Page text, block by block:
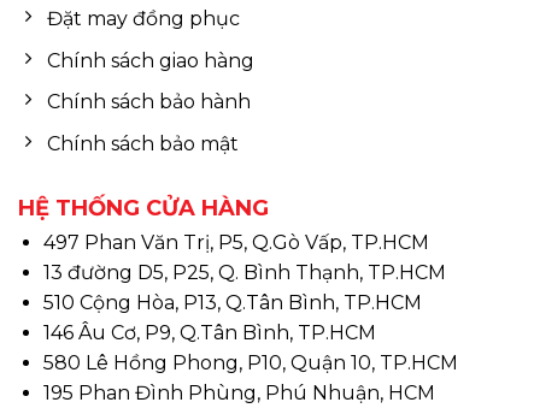
Đặt may đồng phục
Chính sách giao hàng
Chính sách bảo hành
Chính sách bảo mật
HỆ THỐNG CỬA HÀNG
497 Phan Văn Trị, P5, Q.Gò Vấp, TP.HCM
13 đường D5, P25, Q. Bình Thạnh, TP.HCM
510 Cộng Hòa, P13, Q.Tân Bình, TP.HCM
146 Âu Cơ, P9, Q.Tân Bình, TP.HCM
580 Lê Hồng Phong, P10, Quận 10, TP.HCM
195 Phan Đình Phùng, Phú Nhuận, HCM